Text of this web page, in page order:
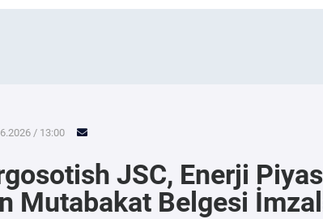
/ 13:00
JSC, Enerji
Mutabakat Belgesi